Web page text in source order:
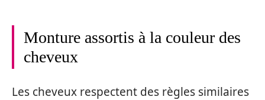
Monture assortis à la couleur des
cheveux
Les cheveux respectent des règles similaires